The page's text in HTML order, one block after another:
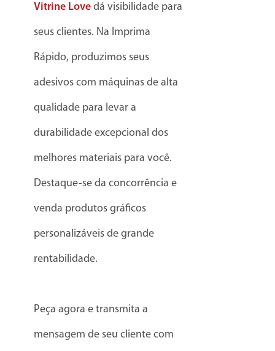
Vitrine Love dá visibilidade para
seus clientes. Na Imprima
Rápido, produzimos seus
adesivos com máquinas de alta
qualidade para levar a
durabilidade excepcional dos
melhores materiais para você.
Destaque-se da concorrência e
venda produtos gráficos
personalizáveis de grande
rentabilidade.
Peça agora e transmita a
mensagem de seu cliente com